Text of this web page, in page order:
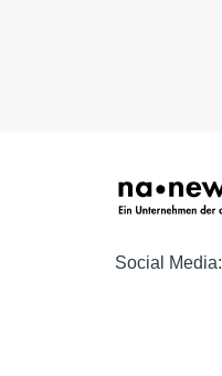
Social Media: